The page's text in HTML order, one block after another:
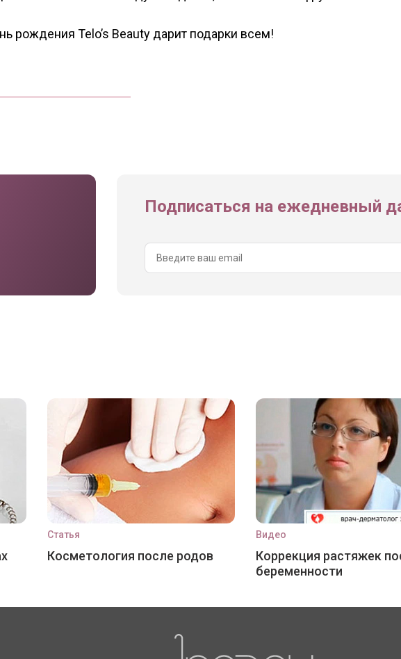
рождения Telo’s Beauty дарит подарки всем!
Подписаться на ежедневный
Статья
Косметология после родов
Видео
Коррекция растяжек
беременности